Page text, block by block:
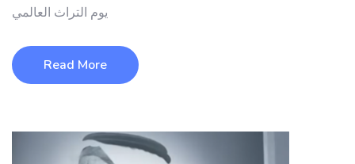
يوم التراث العالمي
Read More